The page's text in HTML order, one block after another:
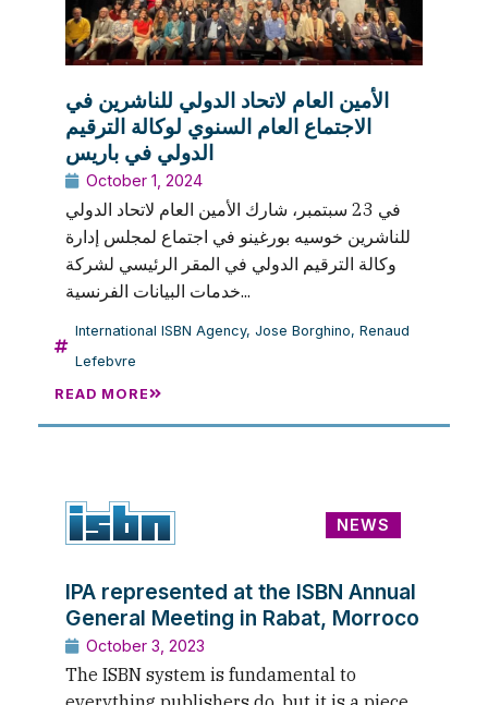
الأمين العام لاتحاد الدولي للناشرين في
الاجتماع العام السنوي لوكالة الترقيم
الدولي في باريس
October 1, 2024
في 23 سبتمبر، شارك الأمين العام لاتحاد الدولي
للناشرين خوسيه بورغينو في اجتماع لمجلس إدارة
وكالة الترقيم الدولي في المقر الرئيسي لشركة
خدمات البيانات الفرنسية...
International ISBN Agency, Jose Borghino, Renaud
Lefebvre
READ MORE
NEWS
IPA represented at the ISBN Annual
General Meeting in Rabat, Morroco
October 3, 2023
The ISBN system is fundamental to